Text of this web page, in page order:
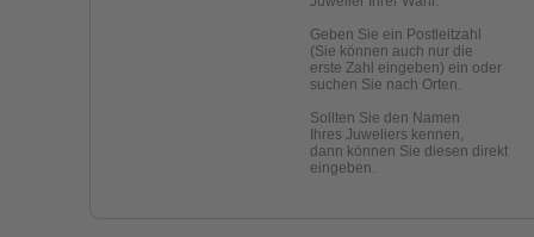
Geben Sie ein Postleitzahl
(Sie können auch nur die
erste Zahl eingeben) ein oder
suchen Sie nach Orten.
Sollten Sie den Namen
Ihres Juweliers kennen,
dann können Sie diesen direkt
eingeben.